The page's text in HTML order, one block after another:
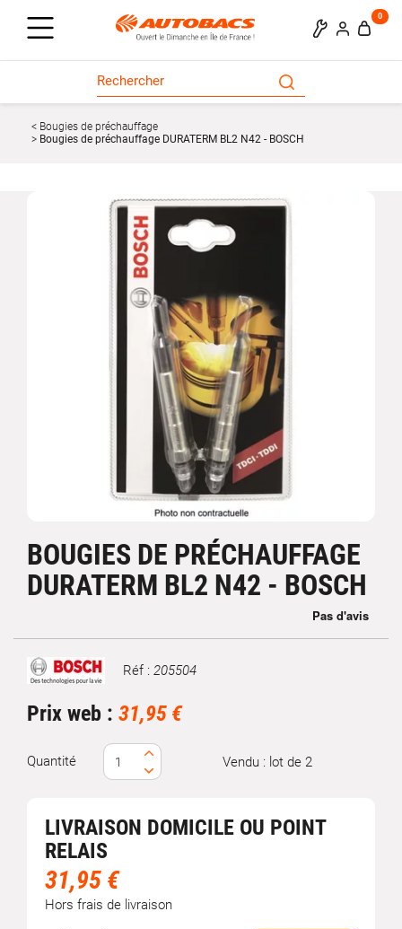
0
Bougies de préchauffage
Bougies de préchauffage DURATERM BL2 N42 - BOSCH
BOUGIES DE PRÉCHAUFFAGE
DURATERM BL2 N42 - BOSCH
Marque Réf : 205504
Prix web : 31,95 €
Quantité Vendu : lot de 2
LIVRAISON DOMICILE OU POINT
RELAIS
31,95 €
Hors frais de livraison